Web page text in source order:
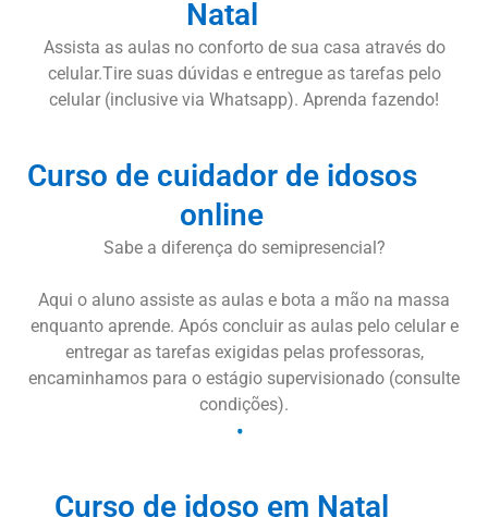
Natal
Assista as aulas no conforto de sua casa através do
celular.Tire suas dúvidas e entregue as tarefas pelo
celular (inclusive via Whatsapp). Aprenda fazendo!
Curso de cuidador de idosos
online
Sabe a diferença do semipresencial?
Aqui o aluno assiste as aulas e bota a mão na massa
enquanto aprende. Após concluir as aulas pelo celular e
entregar as tarefas exigidas pelas professoras,
encaminhamos para o estágio supervisionado (consulte
condições).
Curso de idoso em Natal